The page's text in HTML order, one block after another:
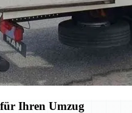
Ihren Umzug